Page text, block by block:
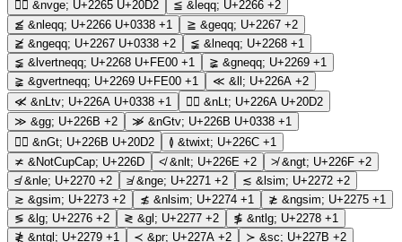
≥⃒ &nvge; U+2265 U+20D2 ≦ &leqq; U+2266 +2
≦̸ &nleqq; U+2266 U+0338 +1 ≧ &geqq; U+2267 +2
≧̸ &ngeqq; U+2267 U+0338 +2 ≨ &lneqq; U+2268 +1
≨︀ &lvertneqq; U+2268 U+FE00 +1 ≩ &gneqq; U+2269 +1
≩︀ &gvertneqq; U+2269 U+FE00 +1 ≪ &ll; U+226A +2
≪̸ &nLtv; U+226A U+0338 +1 ≪⃒ &nLt; U+226A U+20D2
≫ &gg; U+226B +2 ≫̸ &nGtv; U+226B U+0338 +1
≫⃒ &nGt; U+226B U+20D2 ≬ &twixt; U+226C +1
≭ &NotCupCap; U+226D ≮ &nlt; U+226E +2 ≯ &ngt; U+226F +2
≰ &nle; U+2270 +2 ≱ &nge; U+2271 +2 ≲ &lsim; U+2272 +2
≳ &gsim; U+2273 +2 ≴ &nlsim; U+2274 +1 ≵ &ngsim; U+2275 +1
≶ &lg; U+2276 +2 ≷ &gl; U+2277 +2 ≸ &ntlg; U+2278 +1
≹ &ntgl; U+2279 +1 ≺ &pr; U+227A +2 ≻ &sc; U+227B +2